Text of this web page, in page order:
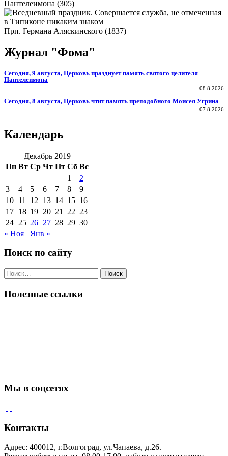
Пантелеимона (305)
Прп. Германа Аляскинского (1837)
Журнал "Фома"
Сегодня, 9 августа, Церковь празднует память святого целителя
Пантелеимона
08.8.2026
Сегодня, 8 августа, Церковь чтит память преподобного Моисея Угрина
07.8.2026
Календарь
Декабрь 2019
Пн Вт Ср Чт Пт Сб Вс
1
2
3
4 5 6 7 8
9
10 11 12 13 14 15 16
17 18 19 20 21 22 23
24 25 26 27 28 29 30
« Ноя
Янв »
Поиск по сайту
Поиск
по:
Полезные ссылки
Мы в соцсетях
Контакты
Адрес: 400012, г.Волгоград, ул.Чапаева, д.26.